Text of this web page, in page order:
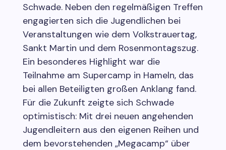
Schwade. Neben den regelmäßigen Treffen
engagierten sich die Jugendlichen bei
Veranstaltungen wie dem Volkstrauertag,
Sankt Martin und dem Rosenmontagszug.
Ein besonderes Highlight war die
Teilnahme am Supercamp in Hameln, das
bei allen Beteiligten großen Anklang fand.
Für die Zukunft zeigte sich Schwade
optimistisch: Mit drei neuen angehenden
Jugendleitern aus den eigenen Reihen und
dem bevorstehenden „Megacamp“ über